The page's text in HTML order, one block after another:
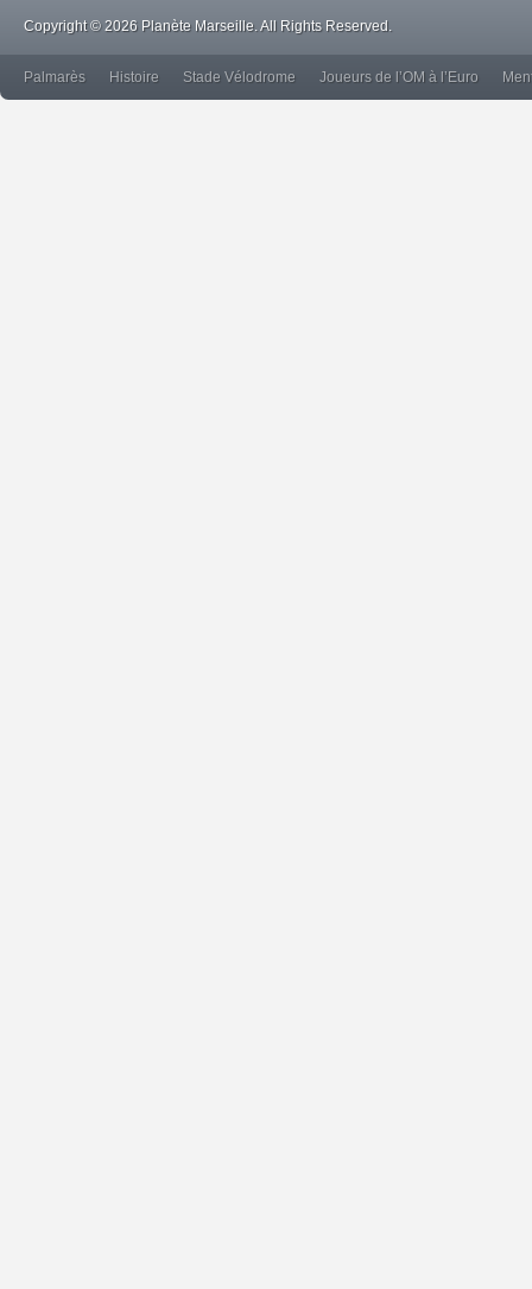
Copyright © 2026 Planète Marseille. All Rights Reserved.
Palmarès Histoire Stade Vélodrome Joueurs de l’OM à l’Euro